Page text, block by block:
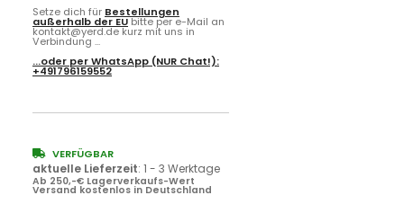
Setze dich für Bestellungen
außerhalb der EUbitte per e-Mail an
kontakt@yerd.de kurz mit uns in
Verbindung ...
...oder perWhatsApp (NUR Chat!):
+491796159552
VERFÜGBAR
aktuelle Lieferzeit: 1 - 3 Werktage
Ab 250,-€ Lagerverkaufs-Wert
Versand kostenlos in Deutschland